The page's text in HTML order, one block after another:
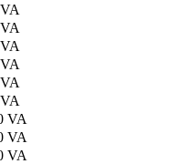
VA
VA
VA